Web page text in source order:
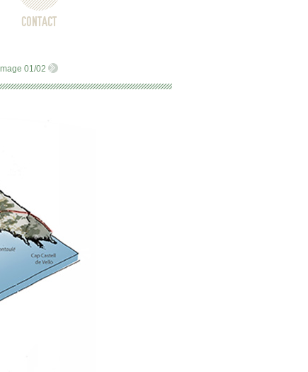
CONTACT
Image 01/02